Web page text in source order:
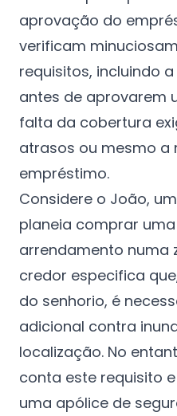
aprovação do
verificam
requisitos, incluindo
antes de aprovarem
falta da cobertura
atrasos ou mesmo a
empréstimo.
Considere o João,
planeia comprar
arrendamento numa
credor especifica
do senhorio, é
adicional contra
localização. No
conta este requisito
uma apólice de